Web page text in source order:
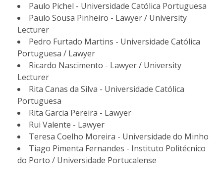
Paulo Pichel - Universidade Católica Portuguesa
Paulo Sousa Pinheiro - Lawyer / University
Lecturer
Pedro Furtado Martins - Universidade Católica
Portuguesa / Lawyer
Ricardo Nascimento - Lawyer / University
Lecturer
Rita Canas da Silva - Universidade Católica
Portuguesa
Rita Garcia Pereira - Lawyer
Rui Valente - Lawyer
Teresa Coelho Moreira - Universidade do Minho
Tiago Pimenta Fernandes - Instituto Politécnico
do Porto / Universidade Portucalense